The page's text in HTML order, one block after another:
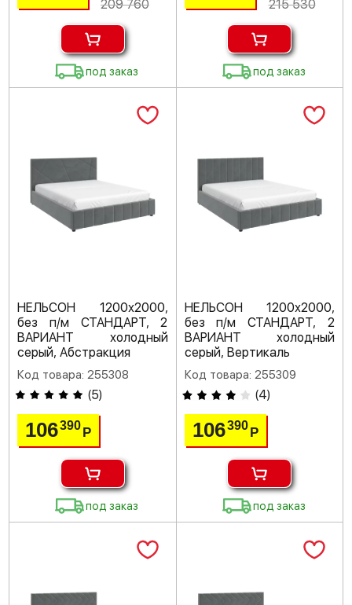
209 760
под заказ
215 530
под заказ
НЕЛЬСОН 1200х2000,
без п/м СТАНДАРТ, 2
ВАРИАНТ холодный
серый, Абстракция
Код товара: 255308
(5)
106390Р
под заказ
НЕЛЬСОН 1200х2000,
без п/м СТАНДАРТ, 2
ВАРИАНТ холодный
серый, Вертикаль
Код товара: 255309
(4)
106390 Р
под заказ